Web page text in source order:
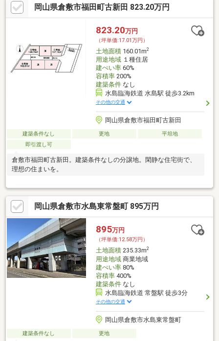
岡山県倉敷市福田町古新田 823.20万円
823.20万円
（坪単価:17.01万円）
土地面積160.01m2
用途地域１種住居
建ぺい率60%
容積率200%
建築条件なし
水島臨海鉄道 水島駅 徒歩3.2km
その他の交通
岡山県倉敷市福田町古新田
建築条件なし 更地
平坦地
即引渡し可
倉敷市福田町古新田。建築条件なしの分譲地。閑静な住宅街で、
理想の住まいを。
岡山県倉敷市水島東常盤町 895万円
895万円
（坪単価:12.58万円）
土地面積235.33m2
用途地域商業地域
建ぺい率80%
容積率400%
建築条件なし
水島臨海鉄道 常盤駅 徒歩3分
その他の交通
岡山県倉敷市水島東常盤町
建築条件なし 更地